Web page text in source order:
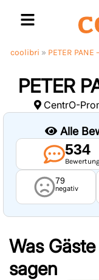
coolibri » PETER
PETER
CentrO-
Alle
534
79
negativ
Was
sagen